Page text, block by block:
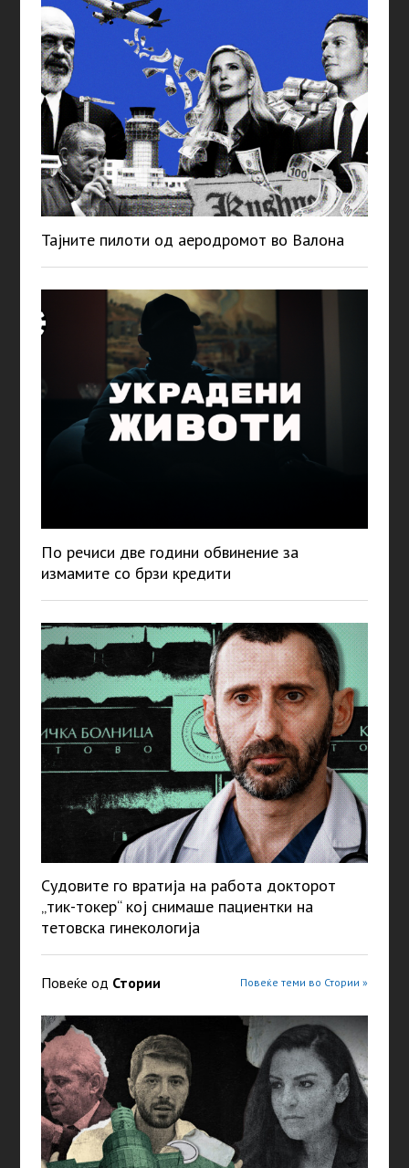
Тајните пилоти од аеродромот во Валона
По речиси две години обвинение за
измамите со брзи кредити
Судовите го вратија на работа докторот
„тик-токер“ кој снимаше пациентки на
тетовска гинекологија
Повеќе од Стории Повеќе теми во Стории »